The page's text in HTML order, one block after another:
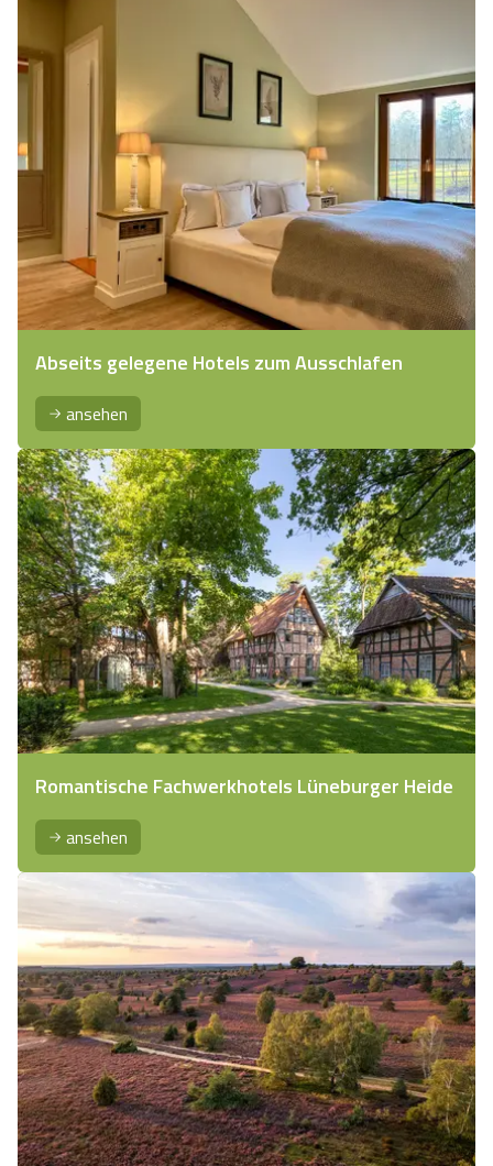
Abseits gelegene Hotels zum Ausschlafen
ansehen
Romantische Fachwerkhotels Lüneburger Heide
ansehen